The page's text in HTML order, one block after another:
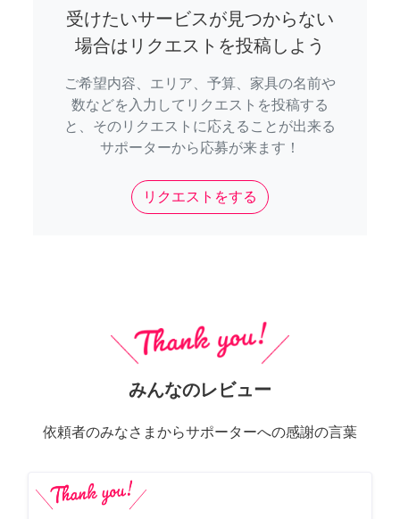
受けたいサービスが見つからない
場合はリクエストを投稿しよう
ご希望内容、エリア、予算、家具の名前や
数などを入力してリクエストを投稿する
と、そのリクエストに応えることが出来る
サポーターから応募が来ます！
リクエストをする
みんなのレビュー
依頼者のみなさまからサポーターへの感謝の言葉